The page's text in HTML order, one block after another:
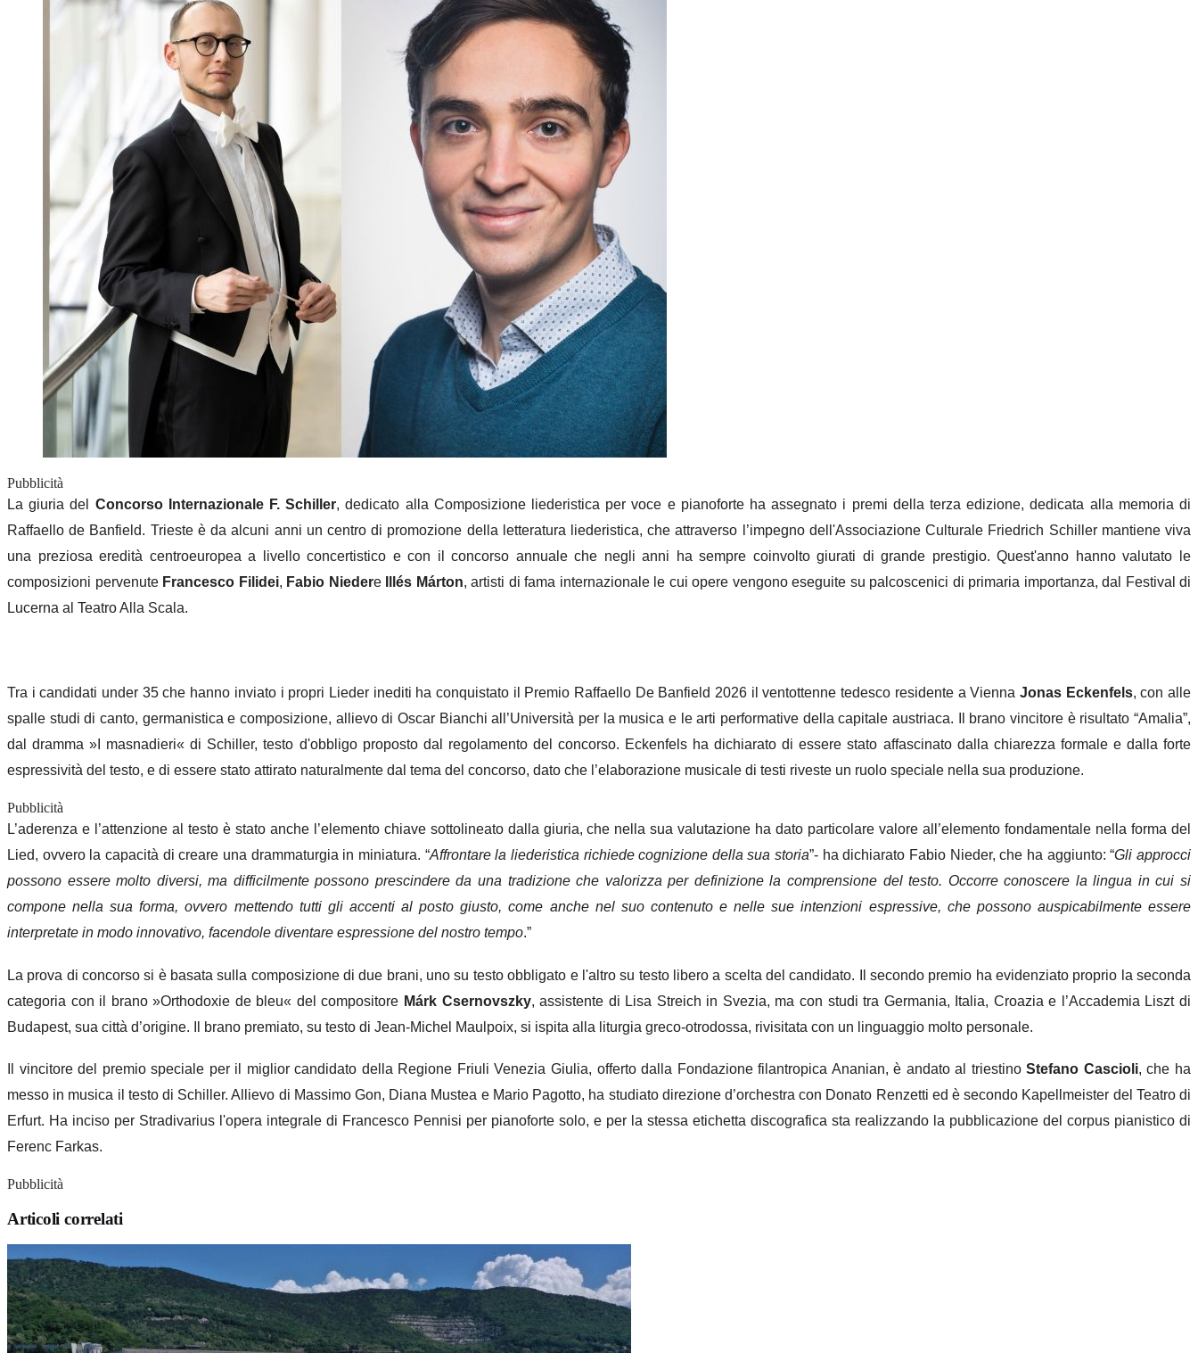
Pubblicità
La giuria del Concorso Internazionale F. Schiller, dedicato alla Composizione liederistica per voce e pianoforte ha assegnato i premi della terza edizione, dedicata alla memoria di
Raffaello de Banfield. Trieste è da alcuni anni un centro di promozione della letteratura liederistica, che attraverso l’impegno dell'Associazione Culturale Friedrich Schiller mantiene viva
una preziosa eredità centroeuropea a livello concertistico e con il concorso annuale che negli anni ha sempre coinvolto giurati di grande prestigio. Quest'anno hanno valutato le
composizioni pervenute Francesco Filidei, Fabio Niedere Illés Márton, artisti di fama internazionale le cui opere vengono eseguite su palcoscenici di primaria importanza, dal Festival di
Lucerna al Teatro Alla Scala.
Tra i candidati under 35 che hanno inviato i propri Lieder inediti ha conquistato il Premio Raffaello De Banfield 2026 il ventottenne tedesco residente a Vienna Jonas Eckenfels, con alle
spalle studi di canto, germanistica e composizione, allievo di Oscar Bianchi all’Università per la musica e le arti performative della capitale austriaca. Il brano vincitore è risultato “Amalia”,
dal dramma »I masnadieri« di Schiller, testo d'obbligo proposto dal regolamento del concorso. Eckenfels ha dichiarato di essere stato affascinato dalla chiarezza formale e dalla forte
espressività del testo, e di essere stato attirato naturalmente dal tema del concorso, dato che l’elaborazione musicale di testi riveste un ruolo speciale nella sua produzione.
Pubblicità
L’aderenza e l’attenzione al testo è stato anche l’elemento chiave sottolineato dalla giuria, che nella sua valutazione ha dato particolare valore all’elemento fondamentale nella forma del
Lied, ovvero la capacità di creare una drammaturgia in miniatura. “Affrontare la liederistica richiede cognizione della sua storia”- ha dichiarato Fabio Nieder, che ha aggiunto: “Gli approcci
possono essere molto diversi, ma difficilmente possono prescindere da una tradizione che valorizza per definizione la comprensione del testo. Occorre conoscere la lingua in cui si
compone nella sua forma, ovvero mettendo tutti gli accenti al posto giusto, come anche nel suo contenuto e nelle sue intenzioni espressive, che possono auspicabilmente essere
interpretate in modo innovativo, facendole diventare espressione del nostro tempo.”
La prova di concorso si è basata sulla composizione di due brani, uno su testo obbligato e l'altro su testo libero a scelta del candidato. Il secondo premio ha evidenziato proprio la seconda
categoria con il brano »Orthodoxie de bleu« del compositore Márk Csernovszky, assistente di Lisa Streich in Svezia, ma con studi tra Germania, Italia, Croazia e l’Accademia Liszt di
Budapest, sua città d’origine. Il brano premiato, su testo di Jean-Michel Maulpoix, si ispita alla liturgia greco-otrodossa, rivisitata con un linguaggio molto personale.
Il vincitore del premio speciale per il miglior candidato della Regione Friuli Venezia Giulia, offerto dalla Fondazione filantropica Ananian, è andato al triestinoStefano Cascioli, che ha
messo in musica il testo di Schiller. Allievo di Massimo Gon, Diana Mustea e Mario Pagotto, ha studiato direzione d’orchestra con Donato Renzetti ed è secondo Kapellmeister del Teatro di
Erfurt. Ha inciso per Stradivarius l'opera integrale di Francesco Pennisi per pianoforte solo, e per la stessa etichetta discografica sta realizzando la pubblicazione del corpus pianistico di
Ferenc Farkas.
Pubblicità
Articoli correlati